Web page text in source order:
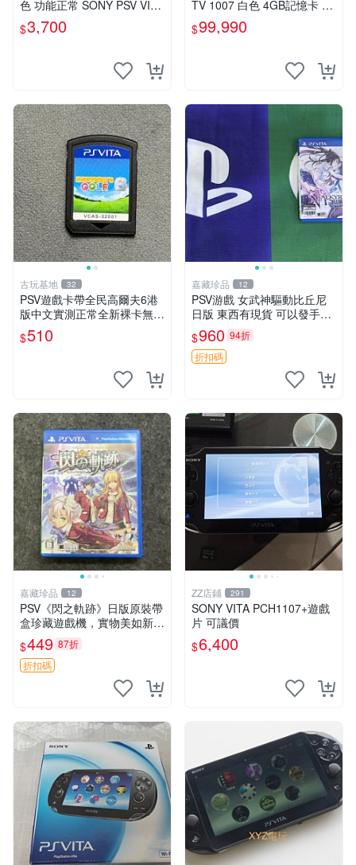
色 功能正常 SONY PSV VITA
主機 2000~3000型 二手功能
正常 賣3千5~4千也可用各式
$3,700
TV 1007 白色 4GB記憶卡 PS
3手把(白) 書盒完整 【台中恐
龍電玩】
$99,990
古玩基地 32
PSV遊戲卡帶全民高爾夫6港
版中文實測正常全新裸卡無保
售不退換單次購兩張以上再享
優惠 全民高爾夫6 PSV 港版
$510
嘉藏珍品 12
PSV游戲 女武神驅動比丘尼
日版 東西有現貨 可以發手物
品 無質量問題售不退不換
$960 94折
折扣碼
嘉藏珍品 12
PSV《閃之軌跡》日版原裝帶
盒珍藏遊戲機，實物美如新，
嚴選推薦 閃之軌跡 日版 PSV
原裝帶盒
$449 87折
折扣碼
ZZ店鋪 291
SONY VITA PCH1107+遊戲
片 可議價
$6,400